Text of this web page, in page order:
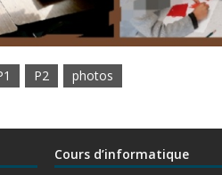
P2 photos
Cours d’informatique